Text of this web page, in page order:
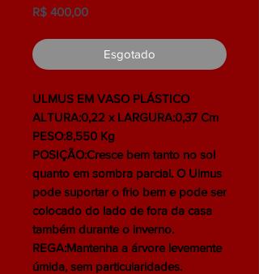
R$ 400,00Preço
Esgotado
ULMUS EM VASO PLÁSTICO
ALTURA:0,22 x LARGURA:0,37 Cm
PESO:8,550 Kg
POSIÇÃO:Cresce bem tanto no sol
quanto em sombra parcial. O Ulmus
pode suportar o frio bem e pode ser
colocado do lado de fora da casa
também durante o inverno.
REGA:Mantenha a árvore levemente
úmida, sem particularidades.